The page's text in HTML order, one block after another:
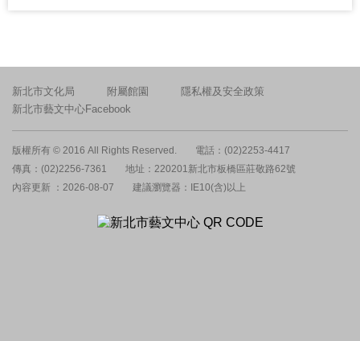
新北市文化局 附屬館園
隱私權及安全政策
新北市藝文中心Facebook
版權所有 © 2016 All Rights Reserved.
電話：(02)2253-4417
傳真：(02)2256-7361
地址：220201新北市板橋區莊敬路62號
內容更新 ：2026-08-07
建議瀏覽器：IE10(含)以上